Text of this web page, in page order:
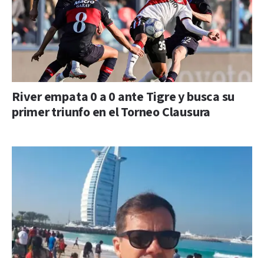
River empata 0 a 0 ante Tigre y busca su
primer triunfo en el Torneo Clausura